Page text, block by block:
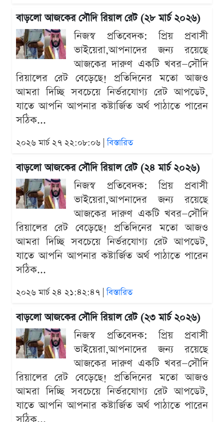
বাড়লো আজকের সৌদি রিয়াল রেট (২৮ মার্চ ২০২৬)
নিজস্ব প্রতিবেদক: প্রিয় প্রবাসী
ভাইয়েরা,আপনাদের জন্য রয়েছে
আজকের দারুণ একটি খবর—সৌদি
রিয়ালের রেট বেড়েছে! প্রতিদিনের মতো আজও
আমরা দিচ্ছি সবচেয়ে নির্ভরযোগ্য রেট আপডেট,
যাতে আপনি আপনার কষ্টার্জিত অর্থ পাঠাতে পারেন
সঠিক...
২০২৬ মার্চ ২৭ ২২:০৮:০৬ |বিস্তারিত
বাড়লো আজকের সৌদি রিয়াল রেট (২৪ মার্চ ২০২৬)
নিজস্ব প্রতিবেদক: প্রিয় প্রবাসী
ভাইয়েরা,আপনাদের জন্য রয়েছে
আজকের দারুণ একটি খবর—সৌদি
রিয়ালের রেট বেড়েছে! প্রতিদিনের মতো আজও
আমরা দিচ্ছি সবচেয়ে নির্ভরযোগ্য রেট আপডেট,
যাতে আপনি আপনার কষ্টার্জিত অর্থ পাঠাতে পারেন
সঠিক...
২০২৬ মার্চ ২৪ ২১:৪২:৪৭ |বিস্তারিত
বাড়লো আজকের সৌদি রিয়াল রেট (২৩ মার্চ ২০২৬)
নিজস্ব প্রতিবেদক: প্রিয় প্রবাসী
ভাইয়েরা,আপনাদের জন্য রয়েছে
আজকের দারুণ একটি খবর—সৌদি
রিয়ালের রেট বেড়েছে! প্রতিদিনের মতো আজও
আমরা দিচ্ছি সবচেয়ে নির্ভরযোগ্য রেট আপডেট,
যাতে আপনি আপনার কষ্টার্জিত অর্থ পাঠাতে পারেন